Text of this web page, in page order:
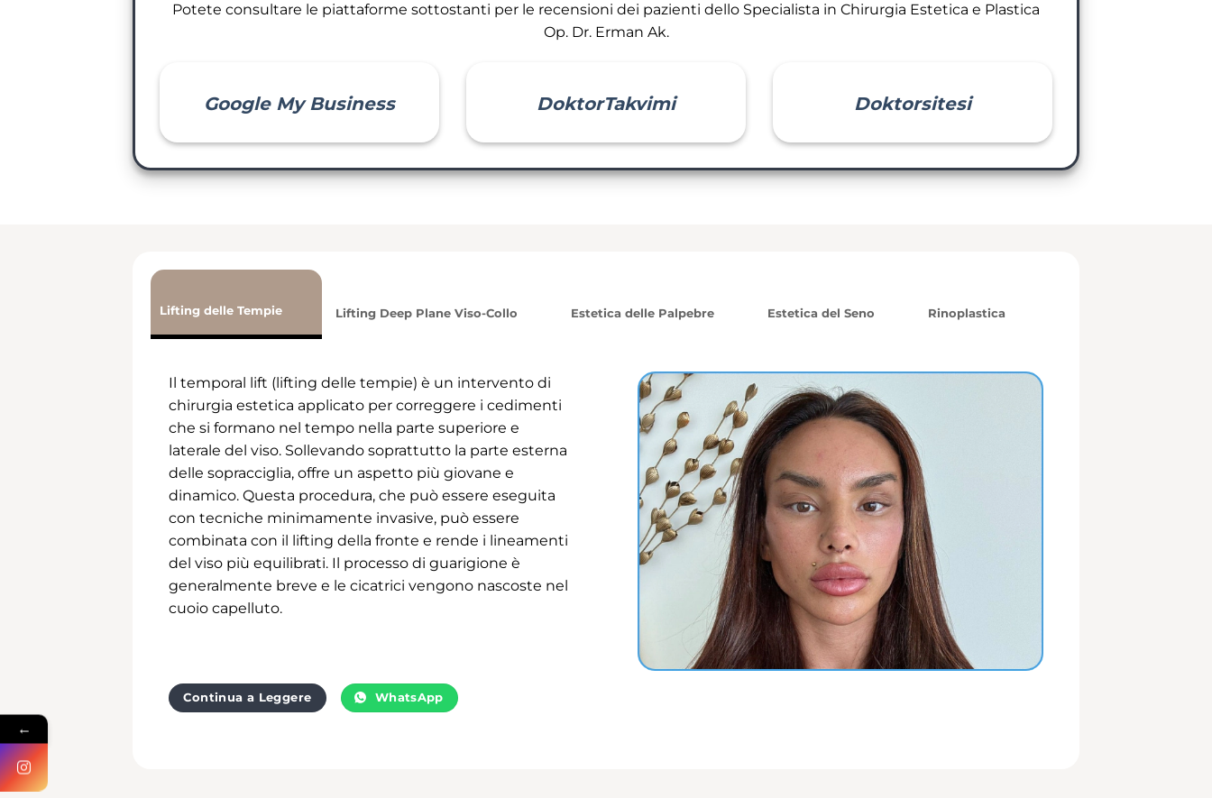
Potete consultare le piattaforme sottostanti per le recensioni dei pazienti dello Specialista in Chirurgia Estetica e Plastica
Op. Dr. Erman Ak.
Google My Business DoktorTakvimi Doktorsitesi
Lifting delle Tempie Lifting Deep Plane Viso-Collo Estetica delle Palpebre Estetica del Seno Rinoplastica
Il temporal lift (lifting delle tempie) è un intervento di
chirurgia estetica applicato per correggere i cedimenti
che si formano nel tempo nella parte superiore e
laterale del viso. Sollevando soprattutto la parte esterna
delle sopracciglia, offre un aspetto più giovane e
dinamico. Questa procedura, che può essere eseguita
con tecniche minimamente invasive, può essere
combinata con il lifting della fronte e rende i lineamenti
del viso più equilibrati. Il processo di guarigione è
generalmente breve e le cicatrici vengono nascoste nel
cuoio capelluto.
Continua a Leggere WhatsApp
←